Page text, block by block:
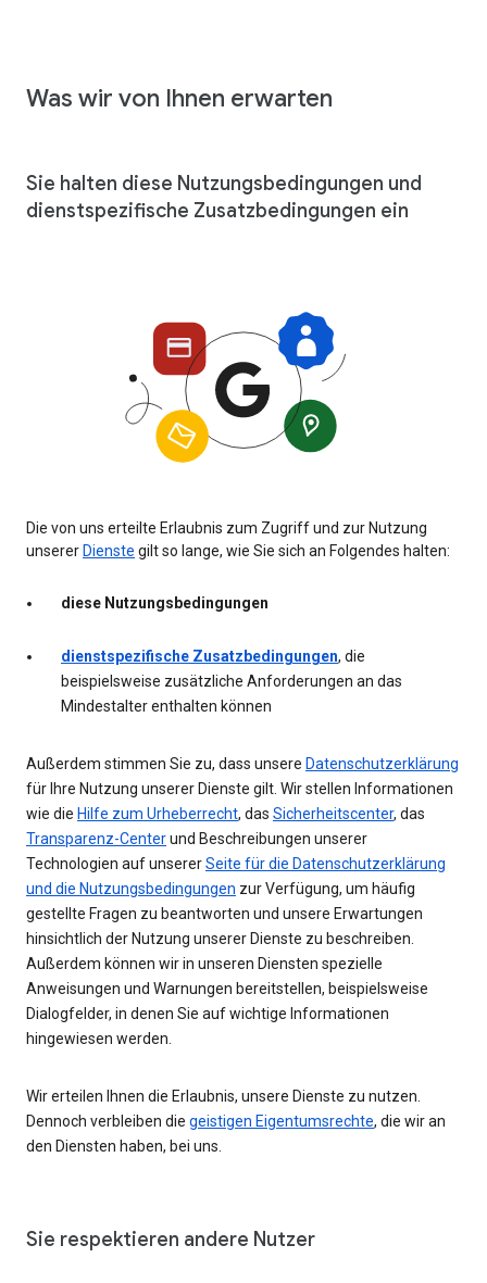
Was wir von Ihnen erwarten
Sie halten diese Nutzungsbedingungen und
dienstspezifische Zusatzbedingungen ein
Die von uns erteilte Erlaubnis zum Zugriff und zur Nutzung
unsererDienste gilt so lange, wie Sie sich an Folgendes halten:
diese Nutzungsbedingungen
dienstspezifische Zusatzbedingungen, die
beispielsweise zusätzliche Anforderungen an das
Mindestalter enthalten können
Außerdem stimmen Sie zu, dass unsere Datenschutzerklärung
für Ihre Nutzung unserer Dienste gilt. Wir stellen Informationen
wie die Hilfe zum Urheberrecht, das Sicherheitscenter, das
Transparenz-Centerund Beschreibungen unserer
Technologien auf unsererSeite für die Datenschutzerklärung
und die Nutzungsbedingungen zur Verfügung, um häufig
gestellte Fragen zu beantworten und unsere Erwartungen
hinsichtlich der Nutzung unserer Dienste zu beschreiben.
Außerdem können wir in unseren Diensten spezielle
Anweisungen und Warnungen bereitstellen, beispielsweise
Dialogfelder, in denen Sie auf wichtige Informationen
hingewiesen werden.
Wir erteilen Ihnen die Erlaubnis, unsere Dienste zu nutzen.
Dennoch verbleiben die geistigen Eigentumsrechte, die wir an
den Diensten haben, bei uns.
Sie respektieren andere Nutzer